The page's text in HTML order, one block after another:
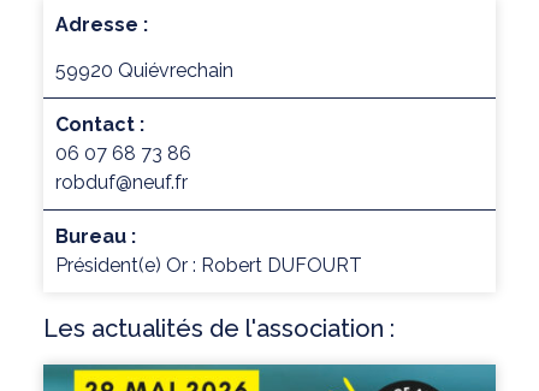
Adresse :
59920 Quiévrechain
Contact :
06 07 68 73 86
robduf@neuf.fr
Bureau :
Président(e) Or : Robert DUFOURT
Les actualités de l'association :